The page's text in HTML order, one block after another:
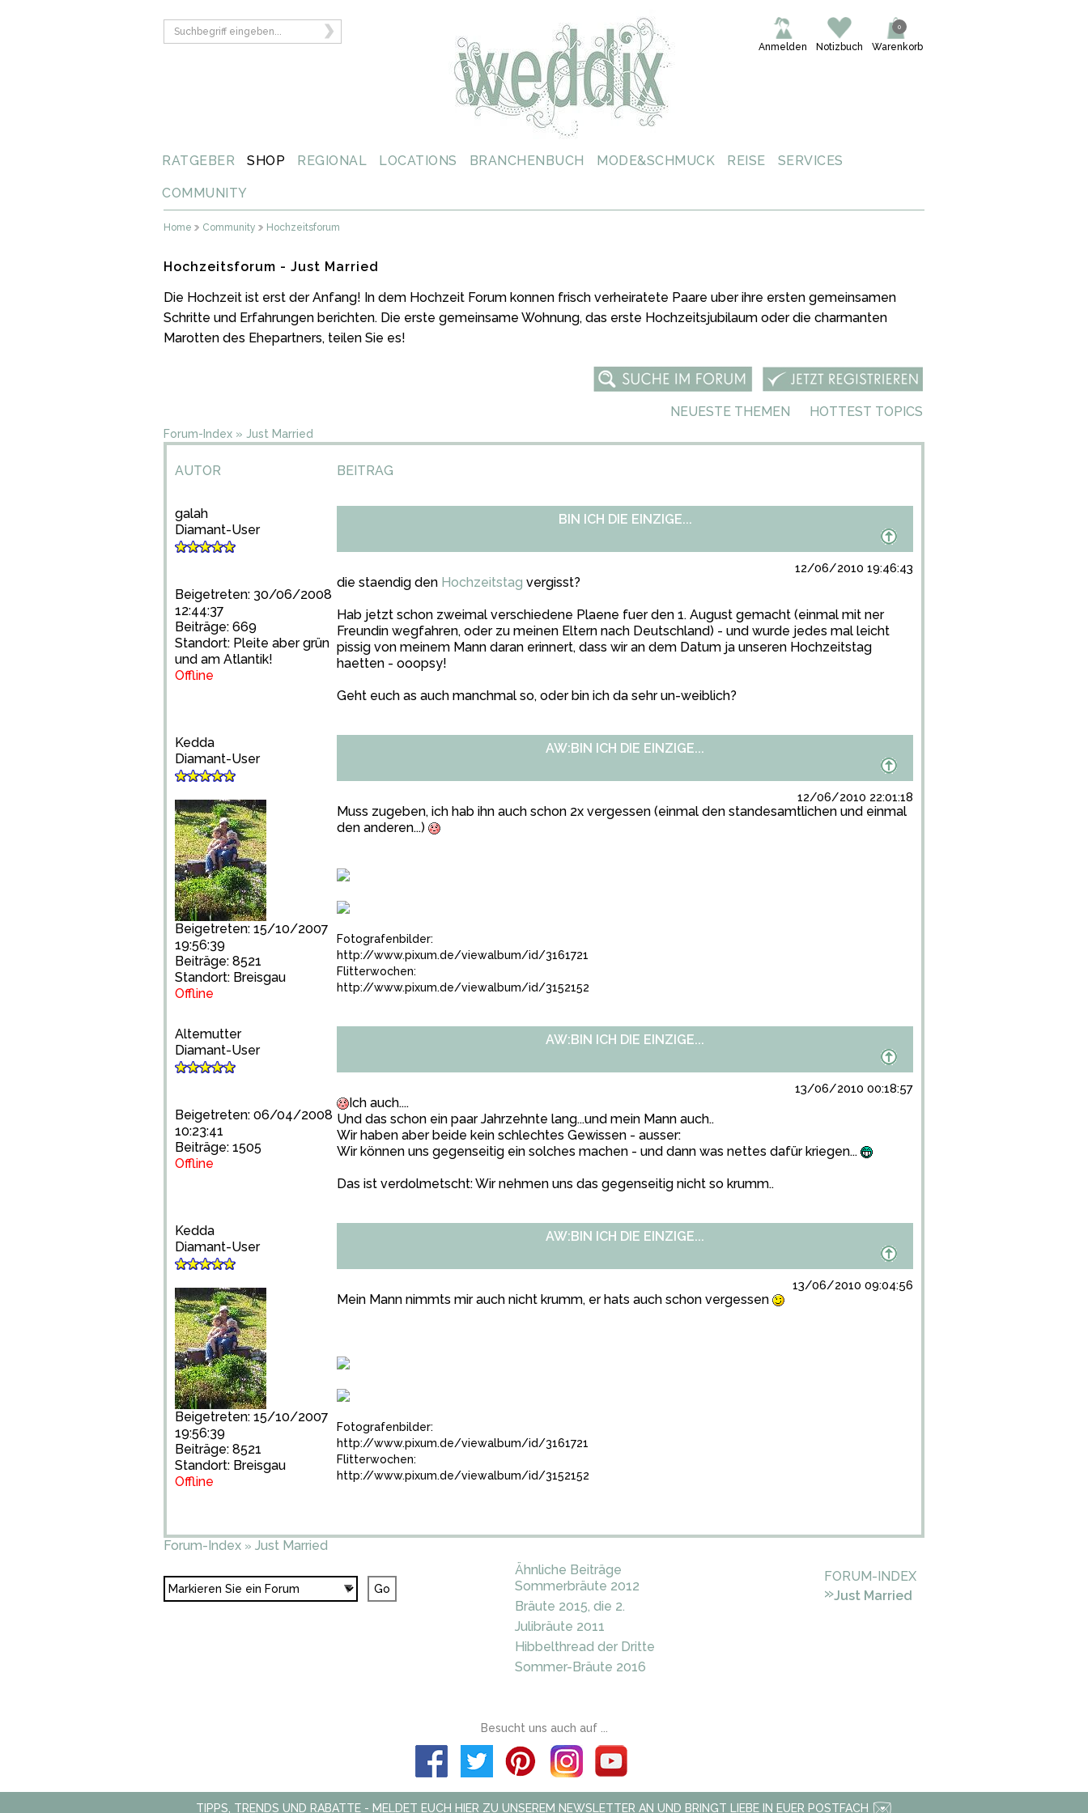
Warenkorb
0
Notizbuch
Anmelden
RATGEBER SHOP REGIONAL LOCATIONS BRANCHENBUCH MODE&SCHMUCK REISE SERVICES
COMMUNITY
Home Community Hochzeitsforum
Hochzeitsforum - Just Married
Die Hochzeit ist erst der Anfang! In dem Hochzeit Forum konnen frisch verheiratete Paare uber ihre ersten gemeinsamen
Schritte und Erfahrungen berichten. Die erste gemeinsame Wohnung, das erste Hochzeitsjubilaum oder die charmanten
Marotten des Ehepartners, teilen Sie es!
NEUESTE THEMEN HOTTEST TOPICS
Forum-Index » Just Married
AUTOR BEITRAG
galah
Diamant-User
Beigetreten: 30/06/2008
12:44:37
Beiträge: 669
Standort: Pleite aber grün
und am Atlantik!
Offline
BIN ICH DIE EINZIGE...
12/06/2010 19:46:43
die staendig den Hochzeitstag vergisst?
Hab jetzt schon zweimal verschiedene Plaene fuer den 1. August gemacht (einmal mit ner
Freundin wegfahren, oder zu meinen Eltern nach Deutschland) - und wurde jedes mal leicht
pissig von meinem Mann daran erinnert, dass wir an dem Datum ja unseren Hochzeitstag
haetten - ooopsy!
Geht euch as auch manchmal so, oder bin ich da sehr un-weiblich?
Kedda
Diamant-User
Beigetreten: 15/10/2007
19:56:39
Beiträge: 8521
Standort: Breisgau
Offline
AW:BIN ICH DIE EINZIGE...
12/06/2010 22:01:18
Muss zugeben, ich hab ihn auch schon 2x vergessen (einmal den standesamtlichen und einmal
den anderen...)
Fotografenbilder:
http://www.pixum.de/viewalbum/id/3161721
Flitterwochen:
http://www.pixum.de/viewalbum/id/3152152
Altemutter
Diamant-User
Beigetreten: 06/04/2008
10:23:41
Beiträge: 1505
Offline
AW:BIN ICH DIE EINZIGE...
13/06/2010 00:18:57
Ich auch....
Und das schon ein paar Jahrzehnte lang...und mein Mann auch..
Wir haben aber beide kein schlechtes Gewissen - ausser:
Wir können uns gegenseitig ein solches machen - und dann was nettes dafür kriegen...
Das ist verdolmetscht: Wir nehmen uns das gegenseitig nicht so krumm..
Kedda
Diamant-User
Beigetreten: 15/10/2007
19:56:39
Beiträge: 8521
Standort: Breisgau
Offline
AW:BIN ICH DIE EINZIGE...
13/06/2010 09:04:56
Mein Mann nimmts mir auch nicht krumm, er hats auch schon vergessen
Fotografenbilder:
http://www.pixum.de/viewalbum/id/3161721
Flitterwochen:
http://www.pixum.de/viewalbum/id/3152152
Forum-Index » Just Married
Ähnliche Beiträge
Sommerbräute 2012
Bräute 2015, die 2.
Julibräute 2011
Hibbelthread der Dritte
Sommer-Bräute 2016
FORUM-INDEX
»Just Married
Besucht uns auch auf ...
TIPPS, TRENDS UND RABATTE - MELDET EUCH HIER ZU UNSEREM NEWSLETTER AN UND BRINGT LIEBE IN EUER POSTFACH